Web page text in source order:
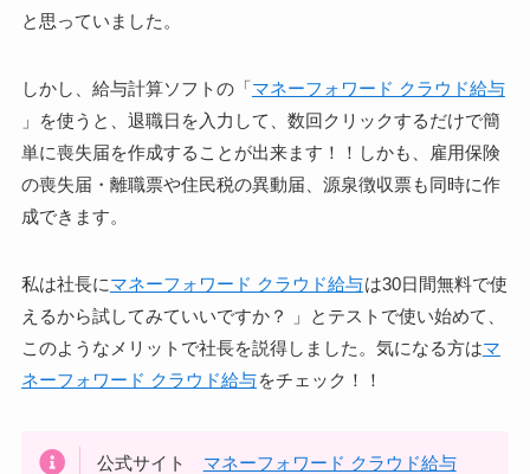
と思っていました。
しかし、給与計算ソフトの「マネーフォワード クラウド給与
」を使うと、退職日を入力して、数回クリックするだけで簡
単に喪失届を作成することが出来ます！！しかも、雇用保険
の喪失届・離職票や住民税の異動届、源泉徴収票も同時に作
成できます。
私は社長にマネーフォワード クラウド給与は30日間無料で使
えるから試してみていいですか？ 」とテストで使い始めて、
このようなメリットで社長を説得しました。気になる方はマ
ネーフォワード クラウド給与をチェック！！
公式サイト マネーフォワード クラウド給与